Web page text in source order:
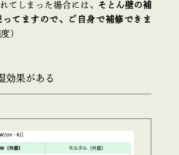
てしまった場合には、 そとん壁の補
てますので、ご自身で補修できま
）
効果がある